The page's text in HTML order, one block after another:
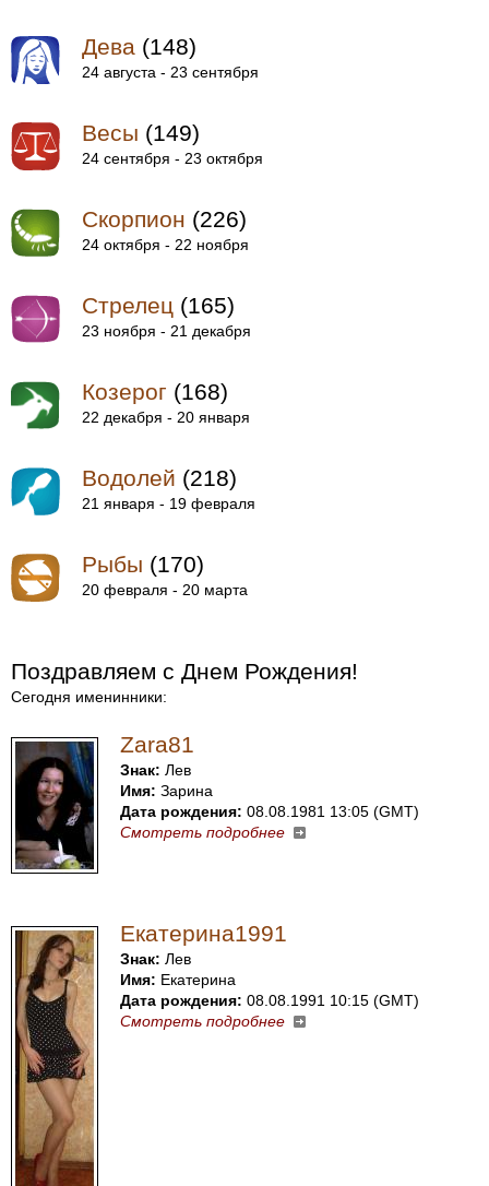
Дева (148)
24 августа - 23 сентября
Весы (149)
24 сентября - 23 октября
Скорпион (226)
24 октября - 22 ноября
Стрелец (165)
23 ноября - 21 декабря
Козерог (168)
22 декабря - 20 января
Водолей (218)
21 января - 19 февраля
Рыбы (170)
20 февраля - 20 марта
Поздравляем с Днем Рождения!
Сегодня именинники:
Zara81
Знак: Лев
Имя: Зарина
Дата рождения: 08.08.1981 13:05 (GMT)
Смотреть подробнее
Екатерина1991
Знак: Лев
Имя: Екатерина
Дата рождения: 08.08.1991 10:15 (GMT)
Смотреть подробнее